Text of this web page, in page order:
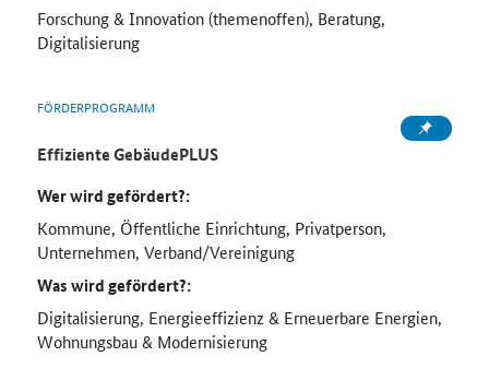
Forschung & Innovation (themenoffen), Beratung,
Digitalisierung
FÖRDERPROGRAMM
Effiziente GebäudePLUS
Wer wird gefördert?:
Kommune, Öffentliche Einrichtung, Privatperson,
Unternehmen, Verband/Vereinigung
Was wird gefördert?:
Digitalisierung, Energieeffizienz & Erneuerbare Energien,
Wohnungsbau & Modernisierung